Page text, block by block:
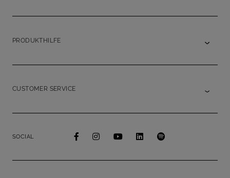
PRODUKTHILFE
CUSTOMER SERVICE
SOCIAL